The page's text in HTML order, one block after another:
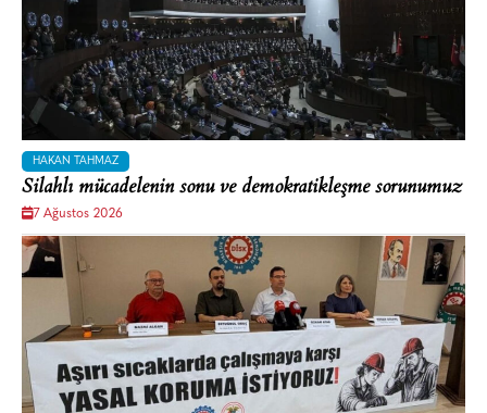
HAKAN TAHMAZ
Silahlı mücadelenin sonu ve demokratikleşme sorunumuz
7 Ağustos 2026